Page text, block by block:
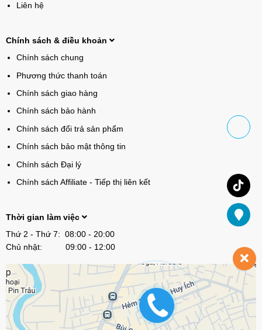
Liên hệ
Chính sách & điều khoản
Chính sách chung
Phương thức thanh toán
Chính sách giao hàng
Chính sách bảo hành
Chính sách đổi trả sản phẩm
Chính sách bảo mật thông tin
Chính sách Đại lý
Chính sách Affiliate - Tiếp thị liên kết
Thời gian làm việc
Thứ 2 - Thứ 7: 08:00 - 20:00
Chủ nhật: 09:00 - 12:00